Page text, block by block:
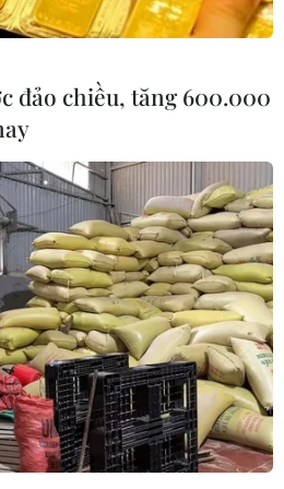
nghệ sinh
công liệu
lupus ban
thực tế tại
AI hiệu quả
ra hướng
đảo chiều, tăng 600.000